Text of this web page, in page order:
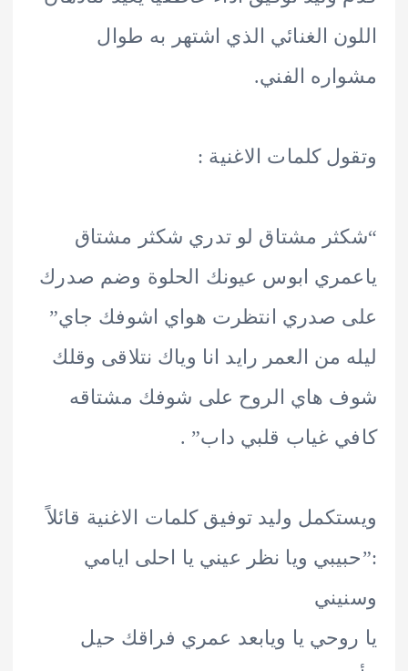
الغنائي الذي اشتهر به طوال
الفني.
كلمات الاغنية :
مشتاق لو تدري شكثر مشتاق
ابوس عيونك الحلوة وضم صدرك
صدري انتظرت هواي اشوفك جاي”
من العمر رايد انا وياك نتلاقى وقلك
هاي الروح على شوفك مشتاقه
غياب قلبي داب” .
وليد توفيق كلمات الاغنية قائلاً
ويا نظر عيني يا احلى ايامي
يا ويابعد عمري فراقك حيل